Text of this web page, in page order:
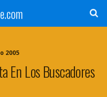
2005
En Los Buscadores